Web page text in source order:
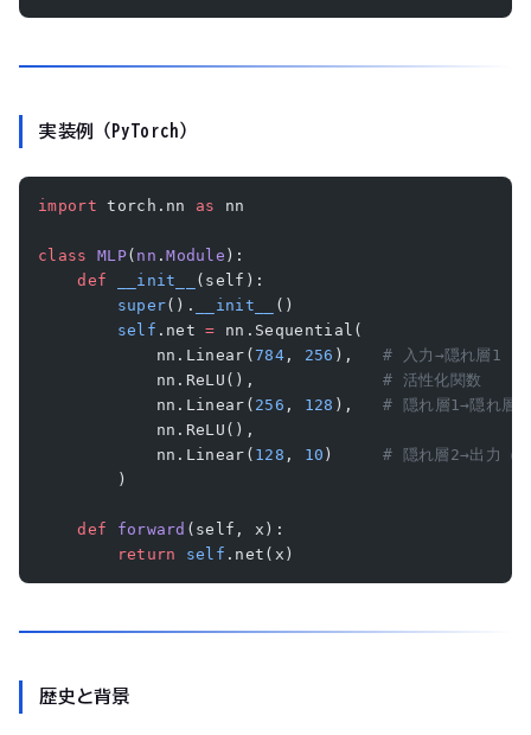
実装例（PyTorch）
import torch.nn as nn
class MLP( nn .Module ):
    def
__init__
(self):
        super
(). __init__
()
        self
.net = nn.Sequential(
            nn.Linear(
784 , 256 ), # 入力→隠れ層1
            nn.ReLU(),
# 活性化関数
            nn.Linear(
256 , 128 ), # 隠れ層1→隠れ層2
            nn.ReLU(),
            nn.Linear(
128 , 10 ) # 隠れ層2→出力（
        )
    def
forward (self, x):
        return
self .net(x)
歴史と背景